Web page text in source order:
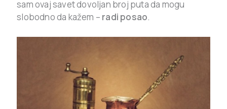
sam ovaj savet dovoljan broj puta da mogu
slobodno da kažem – radi posao.